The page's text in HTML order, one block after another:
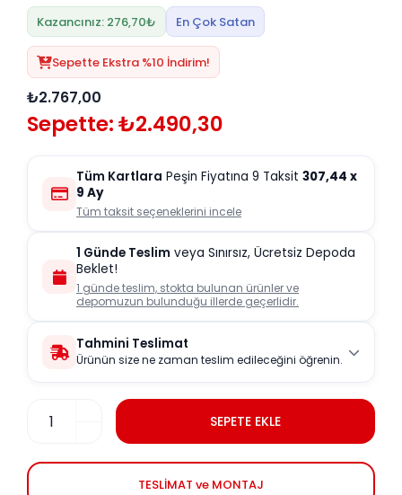
Kazancınız: 276,70₺ En Çok Satan
Sepette Ekstra %10 İndirim!
₺2.767,00
Sepette: ₺2.490,30
Tüm Kartlara Peşin Fiyatına 9 Taksit 307,44 x
9 Ay
Tüm taksit seçeneklerini incele
1 Günde Teslim veya Sınırsız, Ücretsiz Depoda
Beklet!
1 günde teslim, stokta bulunan ürünler ve
depomuzun bulunduğu illerde geçerlidir.
Tahmini Teslimat
Ürünün size ne zaman teslim edileceğini öğrenin.
SEPETE EKLE
TESLİMAT ve MONTAJ